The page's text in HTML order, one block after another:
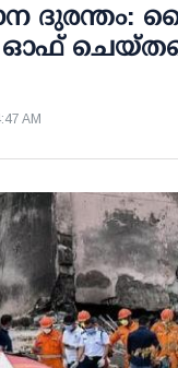
ദുരന്തം:
ഓഫ്
AM